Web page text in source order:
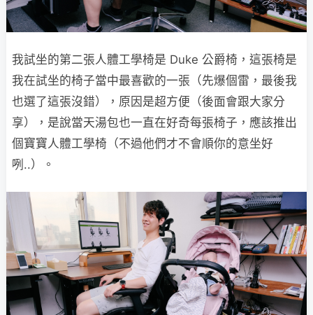
我試坐的第二張人體工學椅是 Duke 公爵椅，這張椅是
我在試坐的椅子當中最喜歡的一張（先爆個雷，最後我
也選了這張沒錯），原因是超方便（後面會跟大家分
享），是說當天湯包也一直在好奇每張椅子，應該推出
個寶寶人體工學椅（不過他們才不會順你的意坐好
咧..）。